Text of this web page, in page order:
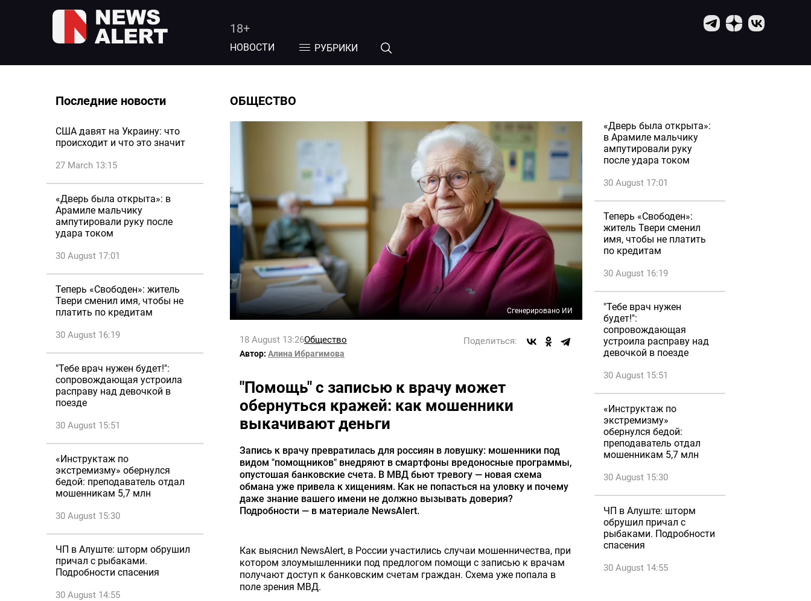
18+
НОВОСТИ РУБРИКИ
Последние новости
США давят на Украину: что
происходит и что это значит
27 March 13:15
«Дверь была открыта»: в
Арамиле мальчику
ампутировали руку после
удара током
30 August 17:01
Теперь «Свободен»: житель
Твери сменил имя, чтобы не
платить по кредитам
30 August 16:19
"Тебе врач нужен будет!":
сопровождающая устроила
расправу над девочкой в
поезде
30 August 15:51
«Инструктаж по
экстремизму» обернулся
бедой: преподаватель отдал
мошенникам 5,7 млн
30 August 15:30
ЧП в Алуште: шторм обрушил
причал с рыбаками.
Подробности спасения
30 August 14:55
ОБЩЕСТВО
Сгенерировано ИИ
18 August 13:26Общество Поделиться:
Автор: Алина Ибрагимова
"Помощь" с записью к врачу может
обернуться кражей: как мошенники
выкачивают деньги
Запись к врачу превратилась для россиян в ловушку: мошенники под
видом "помощников" внедряют в смартфоны вредоносные программы,
опустошая банковские счета. В МВД бьют тревогу — новая схема
обмана уже привела к хищениям. Как не попасться на уловку и почему
даже знание вашего имени не должно вызывать доверия?
Подробности — в материале NewsAlert.
Как выяснил NewsAlert, в России участились случаи мошенничества, при
котором злоумышленники под предлогом помощи с записью к врачам
получают доступ к банковским счетам граждан. Схема уже попала в
поле зрения МВД.
«Дверь была открыта»:
в Арамиле мальчику
ампутировали руку
после удара током
30 August 17:01
Теперь «Свободен»:
житель Твери сменил
имя, чтобы не платить
по кредитам
30 August 16:19
"Тебе врач нужен
будет!":
сопровождающая
устроила расправу над
девочкой в поезде
30 August 15:51
«Инструктаж по
экстремизму»
обернулся бедой:
преподаватель отдал
мошенникам 5,7 млн
30 August 15:30
ЧП в Алуште: шторм
обрушил причал с
рыбаками. Подробности
спасения
30 August 14:55